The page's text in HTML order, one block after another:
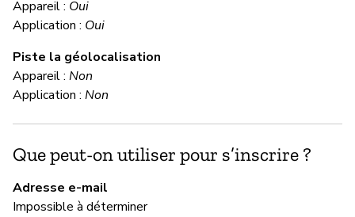
Appareil : Oui
Application : Oui
Piste la géolocalisation
Appareil : Non
Application : Non
Que peut-on utiliser pour s’inscrire ?
Adresse e-mail
Impossible à déterminer